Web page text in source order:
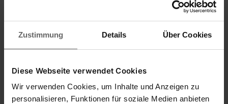
Zustimmung Details Über Cookies
Diese Webseite verwendet Cookies
Wir verwenden Cookies, um Inhalte und Anzeigen zu
personalisieren, Funktionen für soziale Medien anbieten